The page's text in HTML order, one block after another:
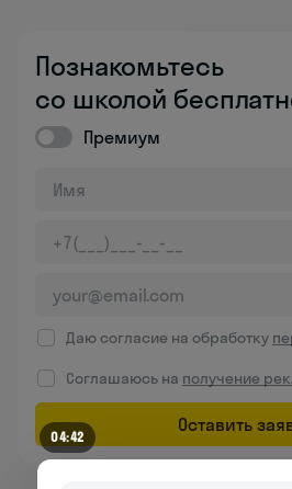
Познакомьтесь
со школой
Премиум
Даю согласие на обработку
Соглашаюсь на получение
Оставить
04:42